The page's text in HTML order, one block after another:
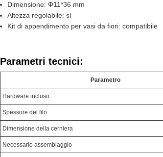
Dimensione: Φ11*36 mm
Altezza regolabile: sì
Kit di appendimento per vasi da fiori: compatibile
Parametri tecnici:
Parametro
Hardware incluso
Spessore del filo
Dimensione della cerniera
Necessario assemblaggio